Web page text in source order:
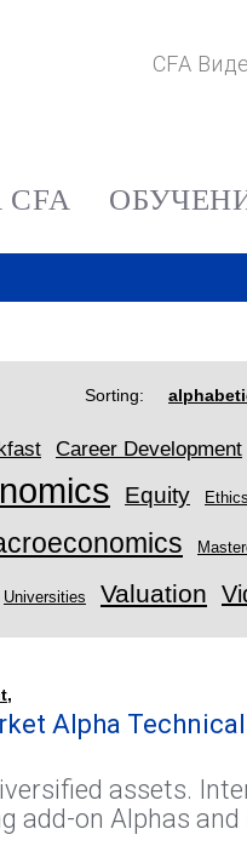
CFA
Sorting:
Career Development
Equity Ethics
Universities Valuation
,
Alpha
assets.
add-on Alphas